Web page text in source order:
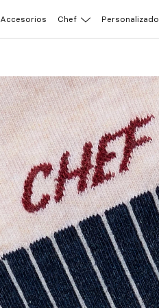
Accesorios Chef Personalizado